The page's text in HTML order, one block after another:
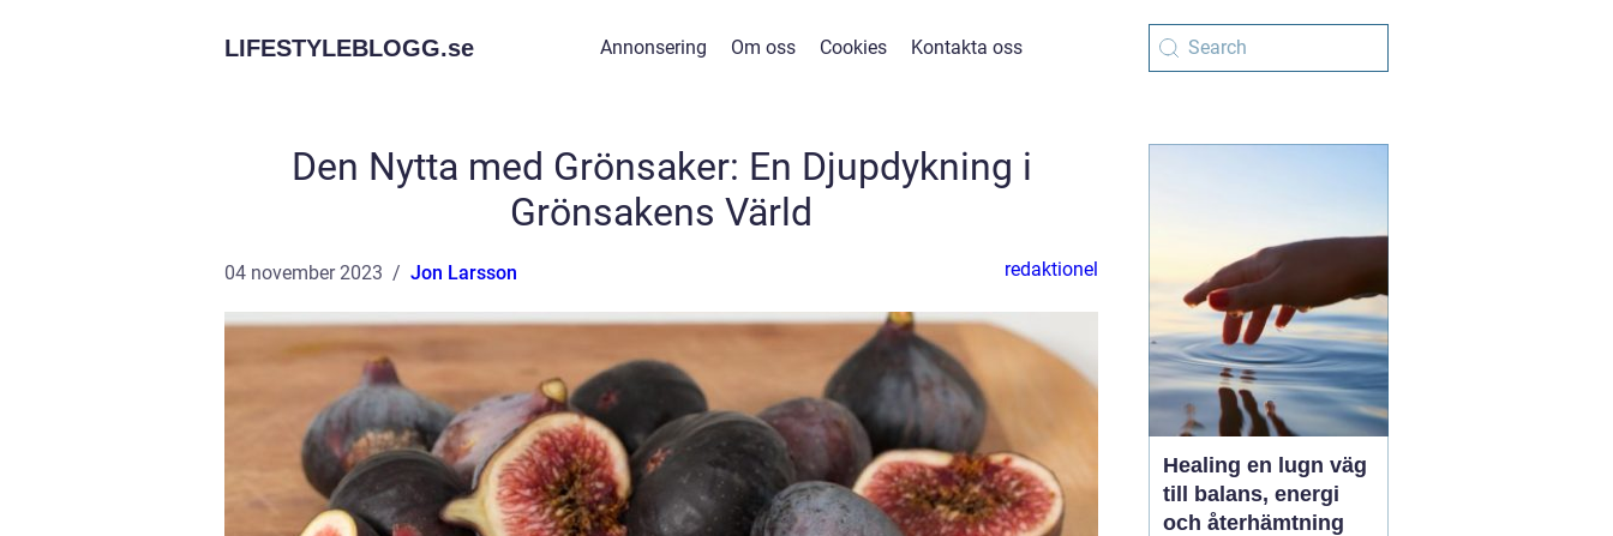
LIFESTYLEBLOGG.se Annonsering Om oss Cookies Kontakta oss
Den Nytta med Grönsaker: En Djupdykning i
Grönsakens Värld
04 november 2023 Jon Larsson redaktionel
Healing en lugn väg
till balans, energi
och återhämtning